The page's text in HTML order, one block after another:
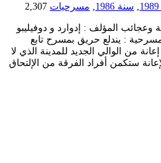
سنة 1986 مسرحيات 2,307
وعجائب المؤلف : إدوارد و دوفيليبو
: يندلع حريق بمسرح تابع
من الوالي الجديد للمدينة الذي لا
ستكمن أفراد الفرقة من الإلتحاق